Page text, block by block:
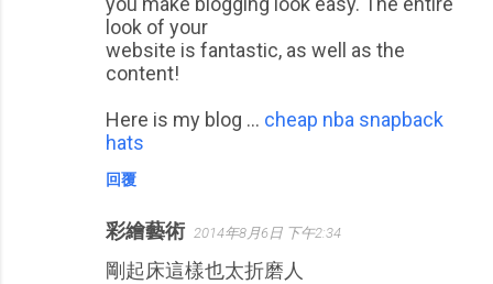
look of your
website is fantastic, as well as the
content!
Here is my blog ... cheap nba snapback
hats
回覆
彩繪藝術 2014年8月6日 下午2:34
剛起床這樣也太折磨人